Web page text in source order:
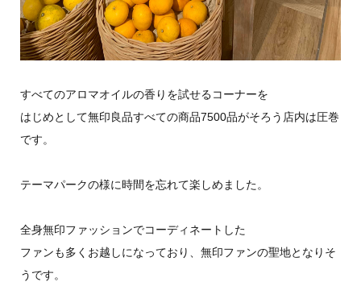
すべてのアロマオイルの香りを試せるコーナーを
はじめとして無印良品すべての商品7500品がそろう店内は圧巻
です。
テーマパークの様に時間を忘れて楽しめました。
全身無印ファッションでコーディネートした
ファンも多くお越しになっており、無印ファンの聖地となりそ
うです。